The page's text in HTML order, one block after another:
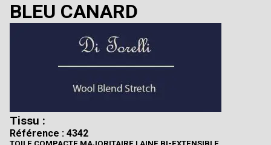
BLEU CANARD
Tissu :
Référence : 4342